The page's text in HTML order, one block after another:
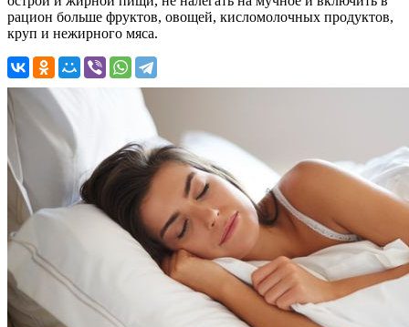
рацион больше фруктов, овощей, кисломолочных продуктов,
круп и нежирного мяса.